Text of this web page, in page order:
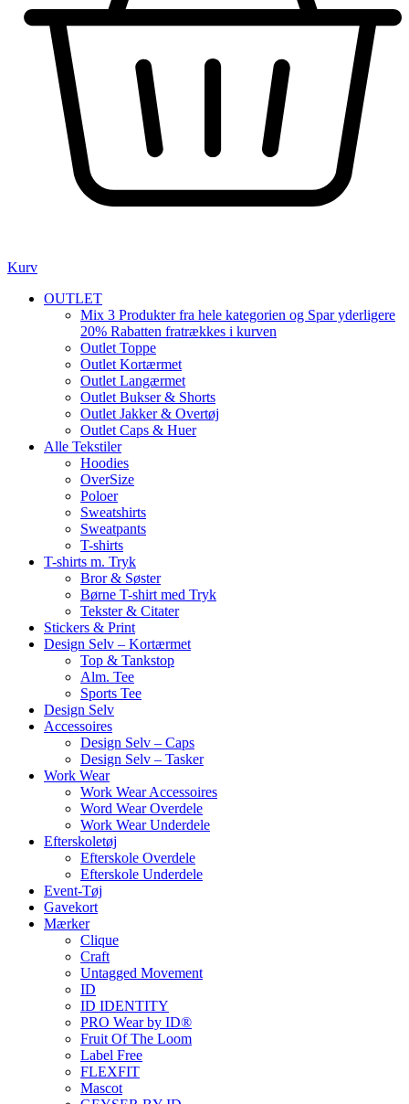
Kurv
OUTLET
Mix 3 Produkter fra hele kategorien og Spar yderligere
20% Rabatten fratrækkes i kurven
Outlet Toppe
Outlet Kortærmet
Outlet Langærmet
Outlet Bukser & Shorts
Outlet Jakker & Overtøj
Outlet Caps & Huer
Alle Tekstiler
Hoodies
OverSize
Poloer
Sweatshirts
Sweatpants
T-shirts
T-shirts m. Tryk
Bror & Søster
Børne T-shirt med Tryk
Tekster & Citater
Stickers & Print
Design Selv – Kortærmet
Top & Tankstop
Alm. Tee
Sports Tee
Design Selv
Accessoires
Design Selv – Caps
Design Selv – Tasker
Work Wear
Work Wear Accessoires
Word Wear Overdele
Work Wear Underdele
Efterskoletøj
Efterskole Overdele
Efterskole Underdele
Event-Tøj
Gavekort
Mærker
Clique
Craft
Untagged Movement
ID
ID IDENTITY
PRO Wear by ID®
Fruit Of The Loom
Label Free
FLEXFIT
Mascot